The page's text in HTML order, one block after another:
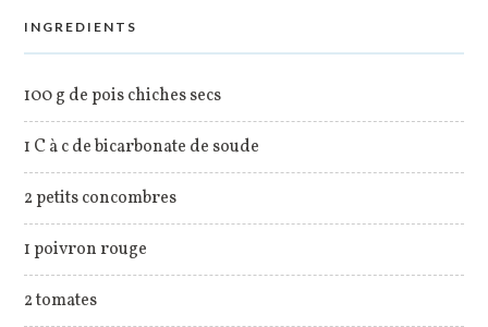
INGREDIENTS
100 g de pois chiches secs
1 C à c de bicarbonate de soude
2 petits concombres
1 poivron rouge
2 tomates